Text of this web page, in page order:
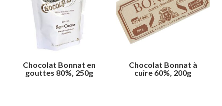
Chocolat Bonnat en
gouttes 80%, 250g
Chocolat Bonnat à
cuire 60%, 200g